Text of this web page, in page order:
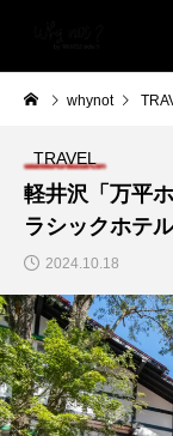
whynot
TRAVEL
軽井沢「万平
ラシックホテ
2024.10.18